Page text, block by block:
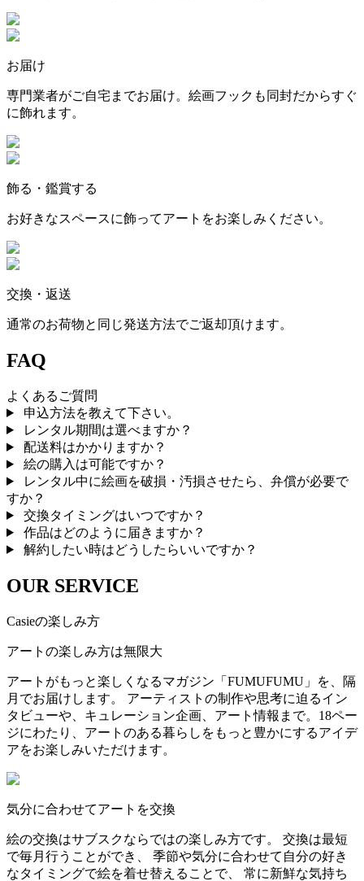
お届け
専門業者がご自宅までお届け。絵画フックも同封だからすぐ
に飾れます。
飾る・鑑賞する
お好きなスペースに飾ってアートをお楽しみください。
交換・返送
通常のお荷物と同じ発送方法でご返却頂けます。
FAQ
よくあるご質問
申込方法を教えて下さい。
レンタル期間は選べますか？
配送料はかかりますか？
絵の購入は可能ですか？
レンタル中に絵画を破損・汚損させたら、弁償が必要で
すか？
交換タイミングはいつですか？
作品はどのように届きますか？
解約したい時はどうしたらいいですか？
OUR SERVICE
Casieの楽しみ方
アートの楽しみ方は無限大
アートがもっと楽しくなるマガジン「FUMUFUMU」を、隔
月でお届けします。 アーティストの制作や思考に迫るイン
タビューや、キュレーション企画、アート情報まで。18ペー
ジにわたり、アートのある暮らしをもっと豊かにするアイデ
アをお楽しみいただけます。
気分に合わせてアートを交換
絵の交換はサブスクならではの楽しみ方です。 交換は最短
で毎月行うことができ、 季節や気分に合わせて自分の好き
なタイミングで絵を着せ替えることで、 常に新鮮な気持ち